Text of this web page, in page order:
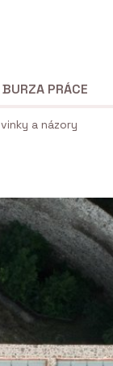
a názory
BURZA PRÁCE